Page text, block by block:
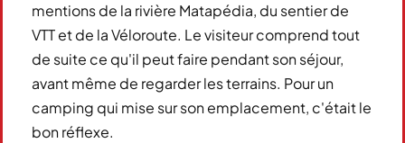
mentions de la rivière Matapédia, du sentier de
VTT et de la Véloroute. Le visiteur comprend tout
de suite ce qu'il peut faire pendant son séjour,
avant même de regarder les terrains. Pour un
camping qui mise sur son emplacement, c'était le
bon réflexe.